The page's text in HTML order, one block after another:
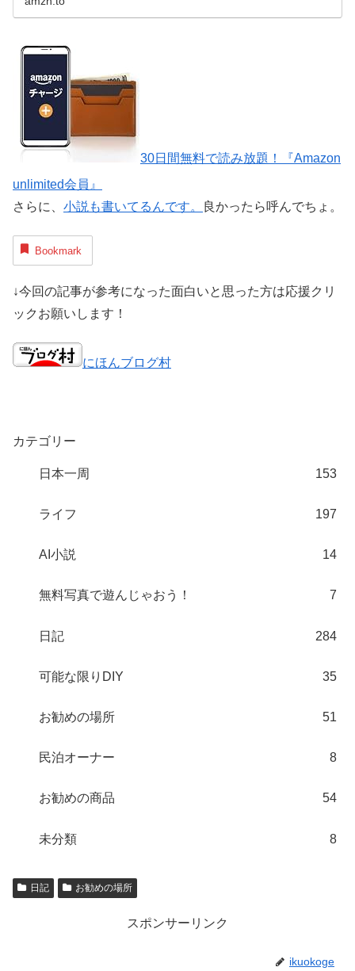
30日間無料で読み放題！『Amazon
unlimited会員』
さらに、 小説も書いてるんです。 良かったら呼んでちょ。
Bookmark
↓今回の記事が参考になった面白いと思った方は応援クリ
ックお願いします！
にほんブログ村
カテゴリー
日本一周 153
ライフ 197
AI小説 14
無料写真で遊んじゃおう！ 7
日記 284
可能な限りDIY 35
お勧めの場所 51
民泊オーナー 8
お勧めの商品 54
未分類 8
日記 お勧めの場所
スポンサーリンク
ikuokoge